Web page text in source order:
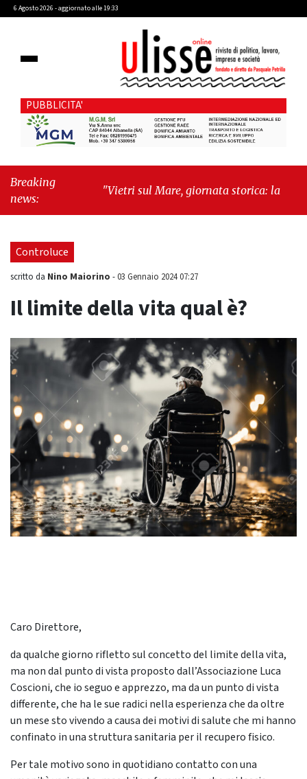
6 Agosto 2026 - aggiornato alle 19:33
PUBBLICITA'
Breaking
news:
"Vietri sul Mare, giornata storica: la ceramica
Controluce
scritto da Nino Maiorino -03 Gennaio 2024 07:27
Il limite della vita qual è?
Caro Direttore,
da qualche giorno rifletto sul concetto del limite della vita,
ma non dal punto di vista proposto dall’Associazione Luca
Coscioni, che io seguo e apprezzo, ma da un punto di vista
differente, che ha le sue radici nella esperienza che da oltre
un mese sto vivendo a causa dei motivi di salute che mi hanno
confinato in una struttura sanitaria per il recupero fisico.
Per tale motivo sono in quotidiano contatto con una